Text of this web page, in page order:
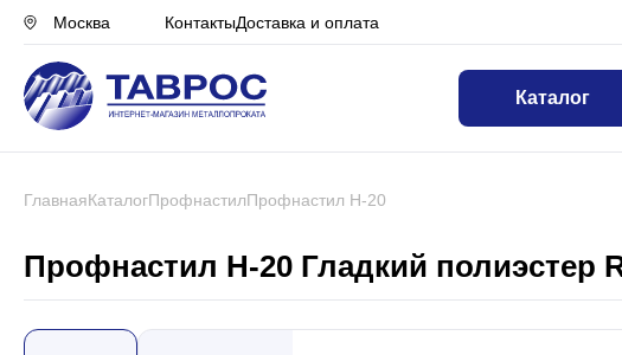
Москва КонтактыДоставка и оплата
Каталог
Назад в меню
Металлочерепица
Металлический штакетник
ГлавнаяКаталогПрофнастилПрофнастил Н-20
Профнастил Н-20 Гладкий полиэстер